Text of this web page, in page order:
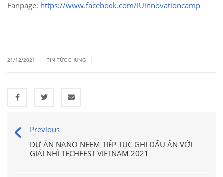
Fanpage: https://www.facebook.com/IUinnovationcamp
21/12/2021 TIN TỨC CHUNG
Previous
DỰ ÁN NANO NEEM TIẾP TỤC GHI DẤU ẤN VỚI
GIẢI NHÌ TECHFEST VIETNAM 2021